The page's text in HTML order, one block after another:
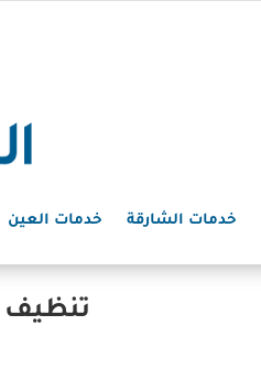
خدمات الشارقة خدمات العين
تنظيف